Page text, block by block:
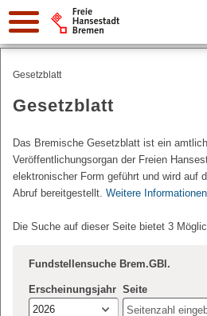
Suche:
Gesetzblatt
Gesetzblatt
Das Bremische Gesetzblatt ist ein
Veröffentlichungsorgan der Freien
elektronischer Form geführt und wird auf
Abruf bereitgestellt. Weitere Informationen
Die Suche auf dieser Seite bietet 3
Fundstellensuche Brem.GBl.
Erscheinungsjahr
2026
Seite